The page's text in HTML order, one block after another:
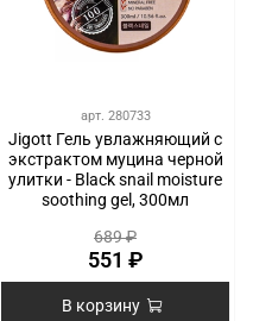
арт. 280733
Jigott Гель увлажняющий с
экстрактом муцина черной
улитки - Black snail moisture
soothing gel, 300мл
689 ₽
551 ₽
В корзину